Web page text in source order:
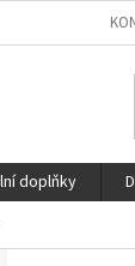
doplňky